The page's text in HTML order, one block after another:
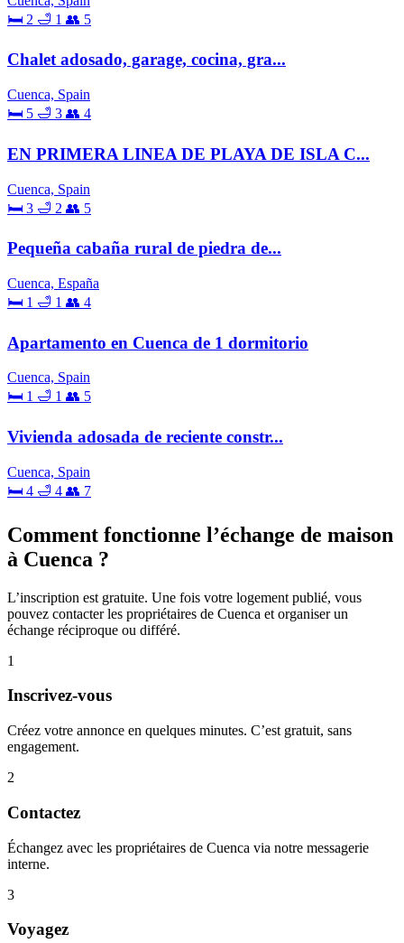
🛏 2 🛁 1 👥 5
Chalet adosado, garage, cocina, gra...
Cuenca, Spain
🛏 5 🛁 3 👥 4
EN PRIMERA LINEA DE PLAYA DE ISLA C...
Cuenca, Spain
🛏 3 🛁 2 👥 5
Pequeña cabaña rural de piedra de...
Cuenca, España
🛏 1 🛁 1 👥 4
Apartamento en Cuenca de 1 dormitorio
Cuenca, Spain
🛏 1 🛁 1 👥 5
Vivienda adosada de reciente constr...
Cuenca, Spain
🛏 4 🛁 4 👥 7
Comment fonctionne l’échange de maison
à Cuenca ?
L’inscription est gratuite. Une fois votre logement publié, vous
pouvez contacter les propriétaires de Cuenca et organiser un
échange réciproque ou différé.
1
Inscrivez-vous
Créez votre annonce en quelques minutes. C’est gratuit, sans
engagement.
2
Contactez
Échangez avec les propriétaires de Cuenca via notre messagerie
interne.
3
Voyagez